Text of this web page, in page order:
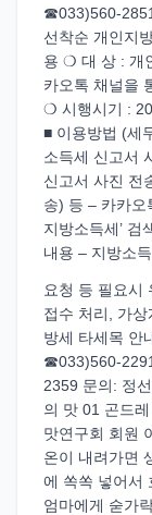
☎033)560-
선착순 개인지
용 ❍ 대 상 : 개
카오톡 채널을
❍ 시행시기 :
■ 이용방법 (세
소득세 신고서
신고서 사진 전
송) 등 – 카카오
지방소득세’
내용 – 지방소
요청 등 필요시
접수 처리, 가
방세 타세목 안
☎033)560-
2359 문의: 정
의 맛 01 곤드
맛연구회 회원
온이 내려가면
에 쏙쏙 넣어서
엄마에게 숟가